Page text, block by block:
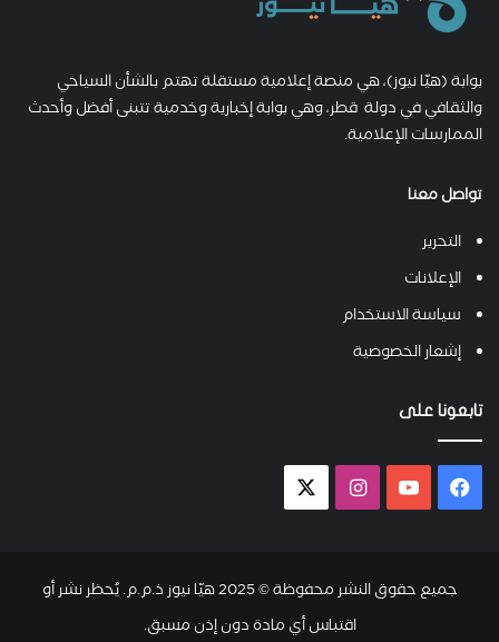
بوابة (هيّا نيوز)، هي منصة إعلامية مستقلة تهتم بالشأن السياحي
والثقافي في دولة قطر، وهي بوابة إخبارية وخدمية تتبنى أفضل وأحدث
الممارسات الإعلامية.
تواصل معنا
التحرير
الإعلانات
سياسة الاستخدام
إشعار الخصوصية
تابعونا على
فيسبوك يوتيوب انستقرام
جميع حقوق النشر محفوظة © 2025 هيّا نيوز ذ.م.م. يُحظر نشر أو
اقتباس أي مادة دون إذن مسبق.